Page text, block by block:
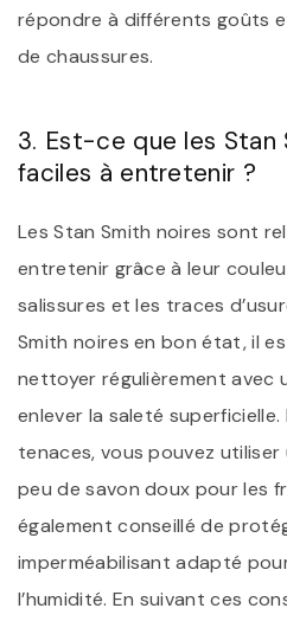
répondre à différents goûts
de chaussures.
3. Est-ce que les Stan
faciles à entretenir ?
Les Stan Smith noires sont
entretenir grâce à leur
salissures et les traces
Smith noires en bon état, il
nettoyer régulièrement avec
enlever la saleté
tenaces, vous pouvez
peu de savon doux pour les
également conseillé de
imperméabilisant adapté
l’humidité. En suivant ces